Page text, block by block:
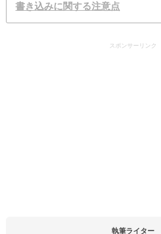
書き込みに関する注意点
スポンサーリンク
執筆ライター